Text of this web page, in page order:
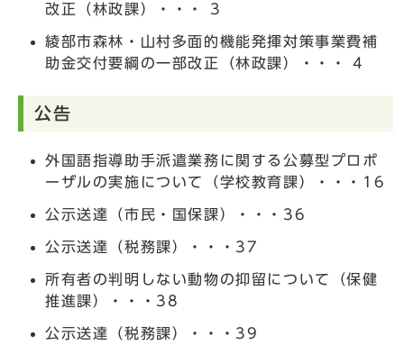
改正（林政課）・・・ 3
綾部市森林・山村多面的機能発揮対策事業費補
助金交付要綱の一部改正（林政課）・・・ 4
公告
外国語指導助手派遣業務に関する公募型プロポ
ーザルの実施について（学校教育課）・・・16
公示送達（市民・国保課）・・・36
公示送達（税務課）・・・37
所有者の判明しない動物の抑留について（保健
推進課）・・・38
公示送達（税務課）・・・39